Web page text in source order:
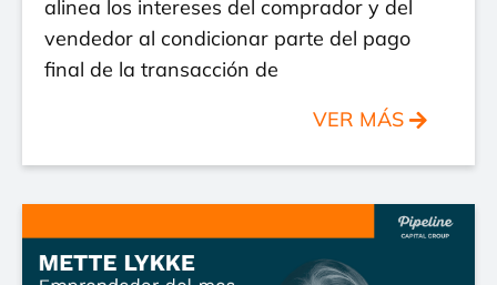
alinea los intereses del comprador y del
vendedor al condicionar parte del pago
final de la transacción de
VER MÁS